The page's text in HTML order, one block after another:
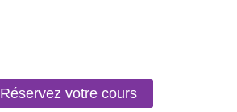
Réservez votre cours